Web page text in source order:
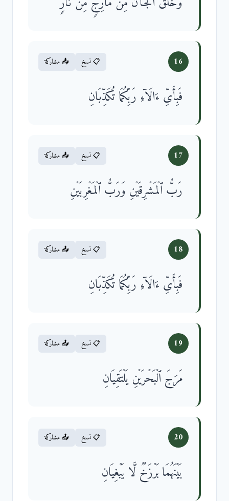
16 📋 نسخ 📤 مشاركة
فَبِأَیِّ ءَالَاۤءِ رَبِّكُمَا تُكَذِّبَانِ
17 📋 نسخ 📤 مشاركة
رَبُّ ٱلۡمَشۡرِقَیۡنِ وَرَبُّ ٱلۡمَغۡرِبَیۡنِ
18 📋 نسخ 📤 مشاركة
فَبِأَیِّ ءَالَاۤءِ رَبِّكُمَا تُكَذِّبَانِ
19 📋 نسخ 📤 مشاركة
مَرَجَ ٱلۡبَحۡرَیۡنِ یَلۡتَقِیَانِ
20 📋 نسخ 📤 مشاركة
بَیۡنَهُمَا بَرۡزَخࣱ لَّا یَبۡغِیَانِ